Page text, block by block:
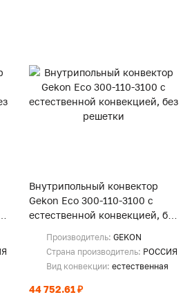
Внутрипольный конвектор
Gekon Eco 300-110-3100 с
естественной конвекцией, без
Производитель: GEKON
Страна производитель: РОССИЯ
Вид конвекции: естественная
44 752.61 ₽